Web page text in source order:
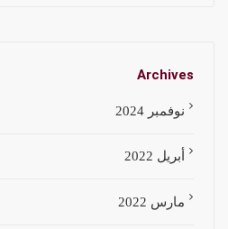
Archives
نوفمبر 2024
أبريل 2022
مارس 2022